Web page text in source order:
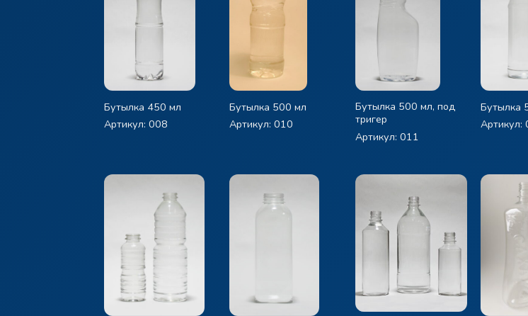
Бутылка 450 мл
Артикул: 008
Бутылка 500 мл
Артикул: 010
Бутылка 500 мл, под
тригер
Артикул: 011
Бутылка
Артикул: